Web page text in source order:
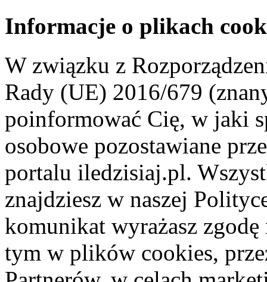
Informacje o plikach
W związku z
Rady (UE) 2016/679
poinformować Cię, w jaki
osobowe pozostawiane
portalu iledzisiaj.pl.
znajdziesz w naszej
komunikat wyrażasz
tym w plików cookies,